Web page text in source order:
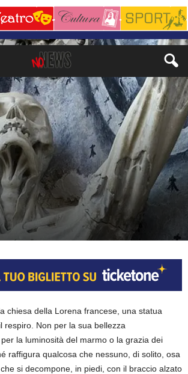
chiesa della Lorena francese, una statua
respiro. Non per la sua bellezza
la luminosità del marmo o la grazia dei
raffigura qualcosa che nessuno, di solito, osa
si decompone, in piedi, con il braccio alzato